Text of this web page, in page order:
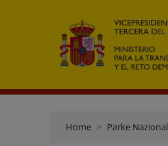
Home Parke